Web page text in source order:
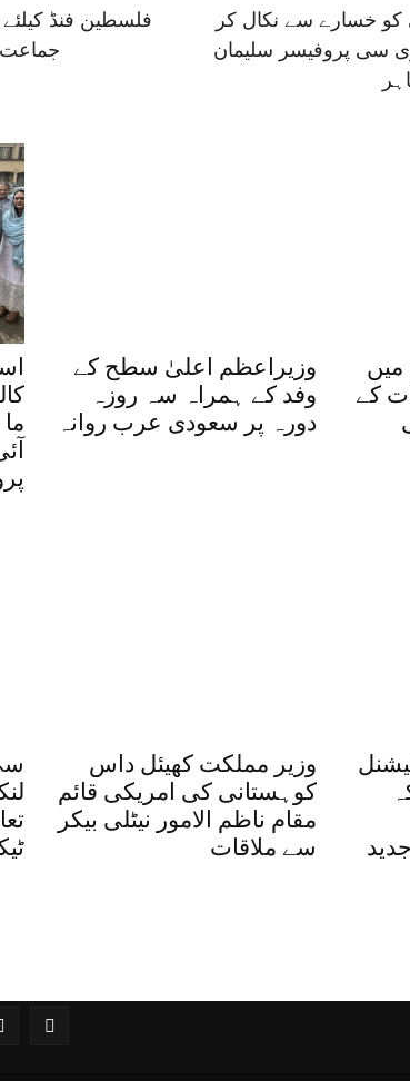
فلسطین فنڈ
کو خسارے سے نکال کر
سی پروفیسر سلیمان
وزیراعظم اعلیٰ سطح کے
وفد کے ہمراہ سہ روزہ
دورہ پر سعودی عرب روانہ
میں
کے
وزیر مملکت کھیئل داس
کوہستانی کی امریکی قائم
مقام ناظم الامور نیٹلی بیکر
سے ملاقات